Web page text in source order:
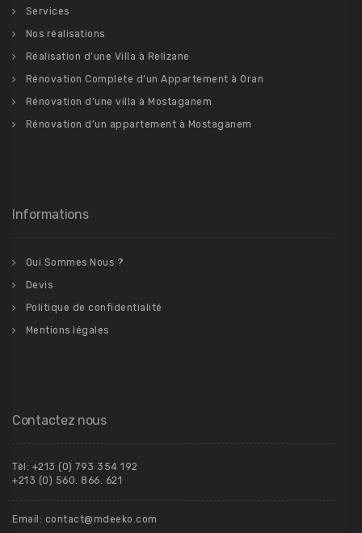
Services
Nos réalisations
Réalisation d’une Villa à Relizane
Rénovation Complete d’un Appartement à Oran
Rénovation d’une villa à Mostaganem
Rénovation d’un appartement à Mostaganem
Informations
Qui Sommes Nous ?
Devis
Politique de confidentialité
Mentions légales
Contactez nous
Tèl: +213 (0) 793 354 192
+213 (0) 560. 866. 621
Email: contact@mdeeko.com